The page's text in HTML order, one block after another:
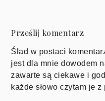
Prześlij komentarz
Ślad w postaci
jest dla mnie dowodem
zawarte są ciekawe i
każde słowo czytam je